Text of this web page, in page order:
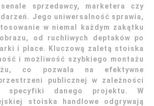
sprzedawcy, marketera czy
Jego uniwersalność sprawia,
w niemal każdym zakątku
od ruchliwych deptaków po
i place. Kluczową zaletą stoiska
i możliwość szybkiego montażu
co pozwala na efektywne
publicznej w zależności
danego projektu. W
stoiska handlowe odgrywają